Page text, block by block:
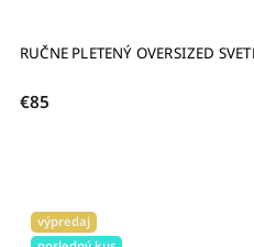
RUČNE PLETENÝ OVERSIZED
€85
výpredaj